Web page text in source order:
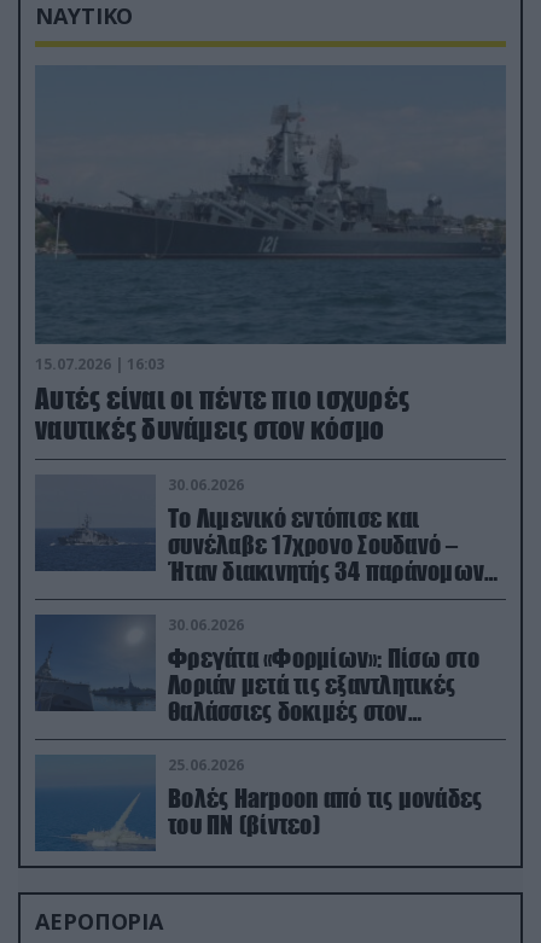
ΝΑΥΤΙΚΟ
15.07.2026 | 16:03
Aυτές είναι οι πέντε πιο ισχυρές
ναυτικές δυνάμεις στον κόσμο
30.06.2026
Το Λιμενικό εντόπισε και
συνέλαβε 17χρονο Σουδανό –
Ήταν διακινητής 34 παράνομων
μεταναστών
30.06.2026
Φρεγάτα «Φορμίων»: Πίσω στο
Λοριάν μετά τις εξαντλητικές
θαλάσσιες δοκιμές στον
απαιτητικό Βισκαϊκό
25.06.2026
Βολές Harpoon από τις μονάδες
του ΠΝ (βίντεο)
ΑΕΡΟΠΟΡΙΑ